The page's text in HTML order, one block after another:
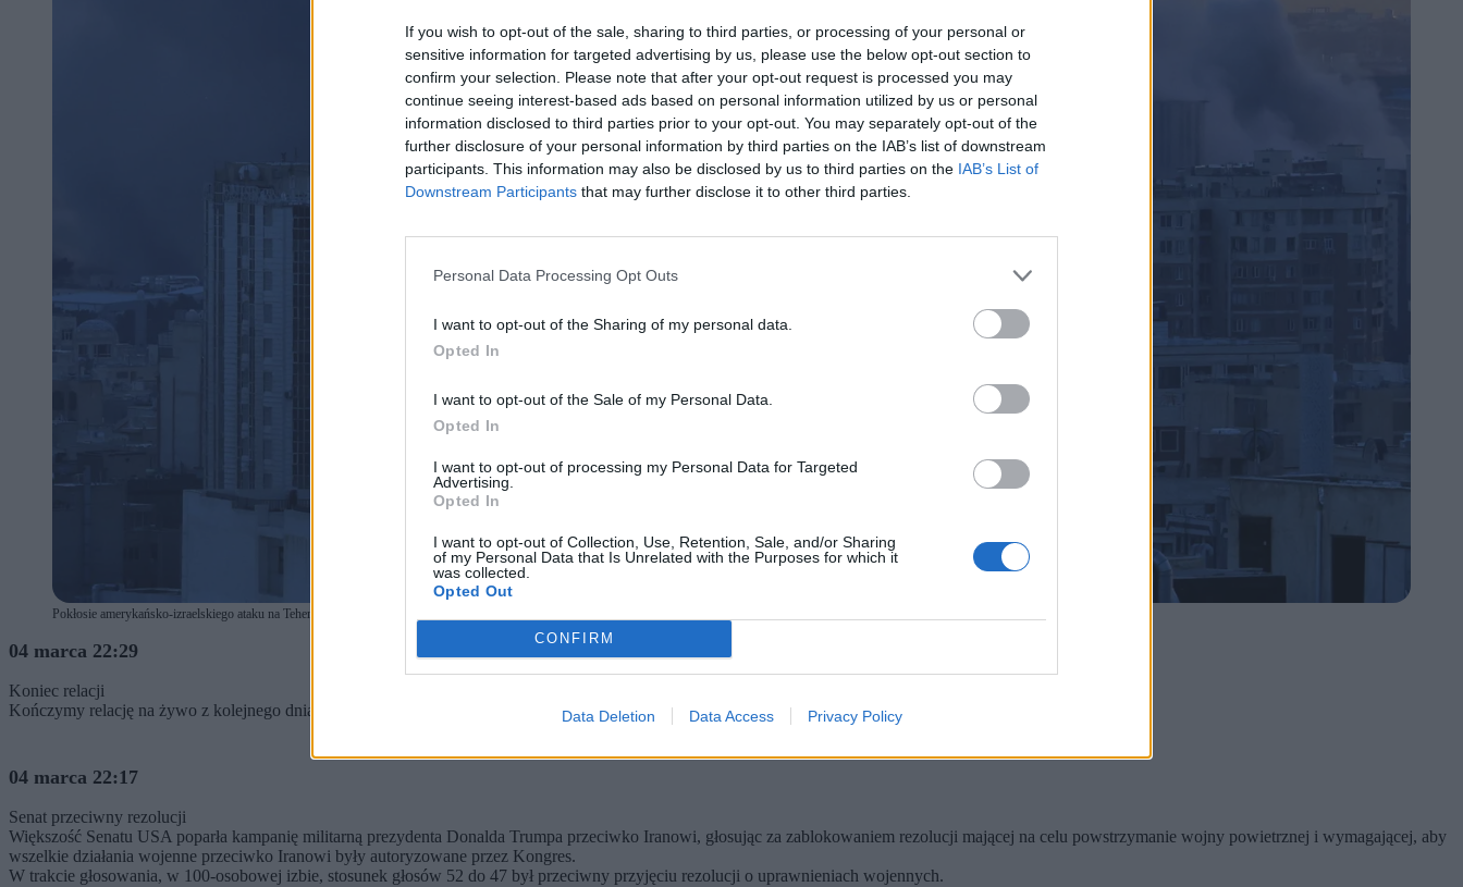
If you wish to opt-out of the sale, sharing to third parties, or processing of your personal or
sensitive information for targeted advertising by us, please use the below opt-out section to
confirm your selection. Please note that after your opt-out request is processed you may
continue seeing interest-based ads based on personal information utilized by us or personal
information disclosed to third parties prior to your opt-out. You may separately opt-out of the
further disclosure of your personal information by third parties on the IAB’s list of downstream
participants. This information may also be disclosed by us to third parties on the IAB’s List of
Downstream Participants that may further disclose it to other third parties.
Personal Data Processing Opt Outs
I want to opt-out of the Sharing of my personal data.
Opted In
I want to opt-out of the Sale of my Personal Data.
Opted In
I want to opt-out of processing my Personal Data for Targeted
Advertising.
Opted In
I want to opt-out of Collection, Use, Retention, Sale, and/or Sharing
of my Personal Data that Is Unrelated with the Purposes for which it
was collected.
Opted Out
CONFIRM
Data Deletion Data Access Privacy Policy
Pokłosie amerykańsko-izraelskiego ataku na Teheran. (fot. ABEDIN TAHERKENAREH / PAP / EPA)
04 marca 22:29
Koniec relacji
Kończymy relację na żywo z kolejnego dnia konfliktu na Bliskim Wschodzie. Zapraszamy w czwartek od godziny 6.
04 marca 22:17
Senat przeciwny rezolucji
Większość Senatu USA poparła kampanię militarną prezydenta Donalda Trumpa przeciwko Iranowi, głosując za zablokowaniem rezolucji mającej na celu powstrzymanie wojny powietrznej i wymagającej, aby
wszelkie działania wojenne przeciwko Iranowi były autoryzowane przez Kongres.
W trakcie głosowania, w 100-osobowej izbie, stosunek głosów 52 do 47 był przeciwny przyjęciu rezolucji o uprawnieniach wojennych.